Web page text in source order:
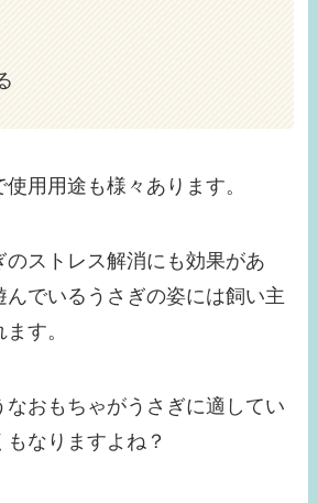
用用途も様々あります。
のストレス解消にも効果があ
んでいるうさぎの姿には飼い主
す。
なおもちゃがうさぎに適してい
なりますよね？